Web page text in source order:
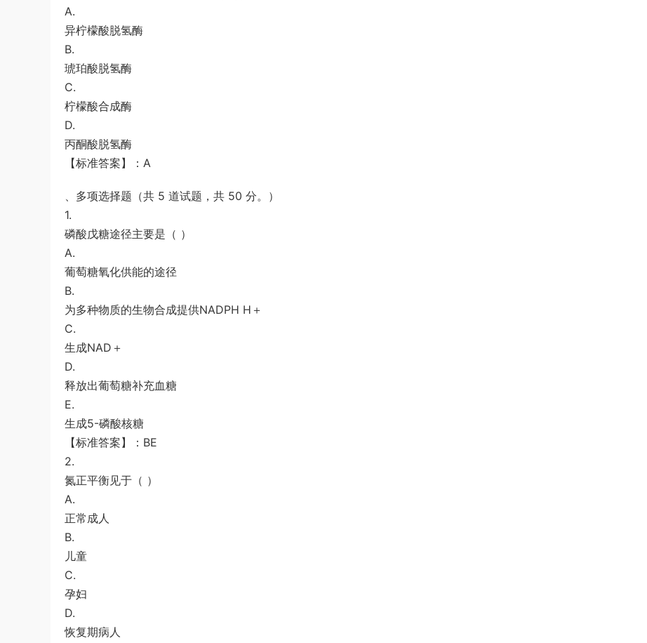
A.
异柠檬酸脱氢酶
B.
琥珀酸脱氢酶
C.
柠檬酸合成酶
D.
丙酮酸脱氢酶
【标准答案】：A
、多项选择题（共 5 道试题，共 50 分。）
1.
磷酸戊糖途径主要是（ ）
A.
葡萄糖氧化供能的途径
B.
为多种物质的生物合成提供NADPH H＋
C.
生成NAD＋
D.
释放出葡萄糖补充血糖
E.
生成5-磷酸核糖
【标准答案】：BE
2.
氮正平衡见于（ ）
A.
正常成人
B.
儿童
C.
孕妇
D.
恢复期病人